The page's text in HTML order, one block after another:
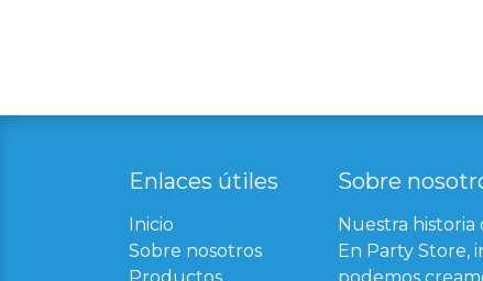
Enlaces útil​es
Inicio
Sobre nosotros
Sobre
Nuestra
En Party Store,